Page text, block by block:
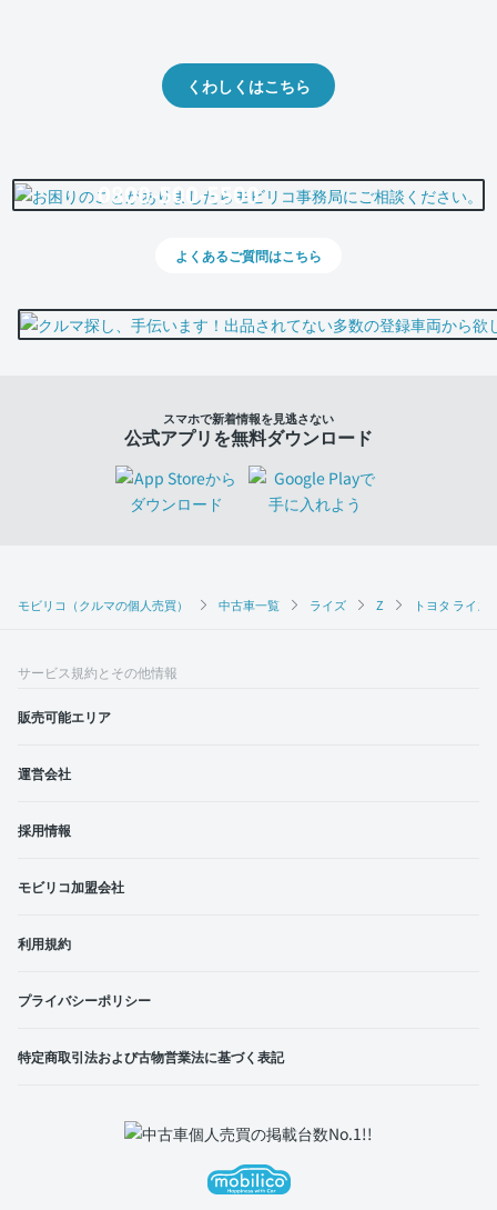
モビリコ（クルマの個人売買） 中古車一覧 ライズ Z トヨタ ライ
くわしくはこちら
0800-500-5500
よくあるご質問はこちら
スマホで新着情報を見逃さない
公式アプリを無料ダウンロード
サービス規約とその他情報
販売可能エリア
運営会社
採用情報
モビリコ加盟会社
利用規約
プライバシーポリシー
特定商取引法および古物営業法に基づく表記